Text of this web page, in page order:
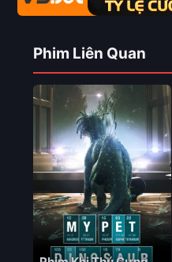
Phim Liên Quan